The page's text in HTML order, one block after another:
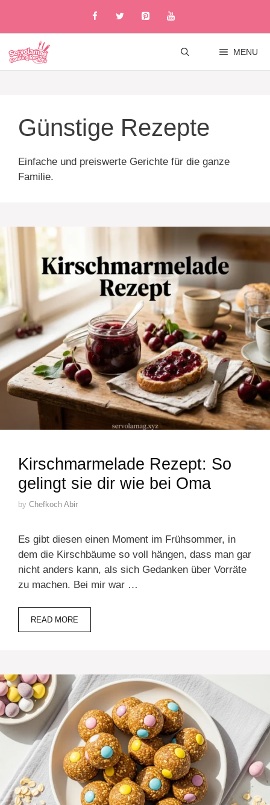
content
MENU
Günstige Rezepte
Einfache und preiswerte Gerichte für die ganze
Familie.
Kirschmarmelade Rezept: So
gelingt sie dir wie bei Oma
by Chefkoch Abir
Es gibt diesen einen Moment im Frühsommer, in
dem die Kirschbäume so voll hängen, dass man gar
nicht anders kann, als sich Gedanken über Vorräte
zu machen. Bei mir war …
READ MORE